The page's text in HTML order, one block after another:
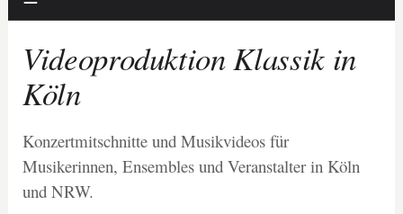
Videoproduktion Klassik in
Köln
Konzertmitschnitte und Musikvideos für
Musikerinnen, Ensembles und Veranstalter in Köln
und NRW.